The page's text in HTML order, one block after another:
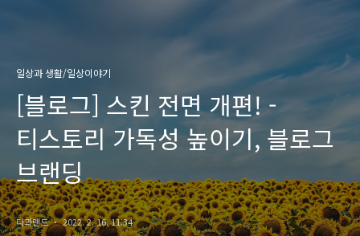
일상과 생활/일상이야기
[블로그] 스킨 전면 개편! -
티스토리 가독성 높이기, 블로그
브랜딩
다과랜드 2022. 2. 16. 11:34